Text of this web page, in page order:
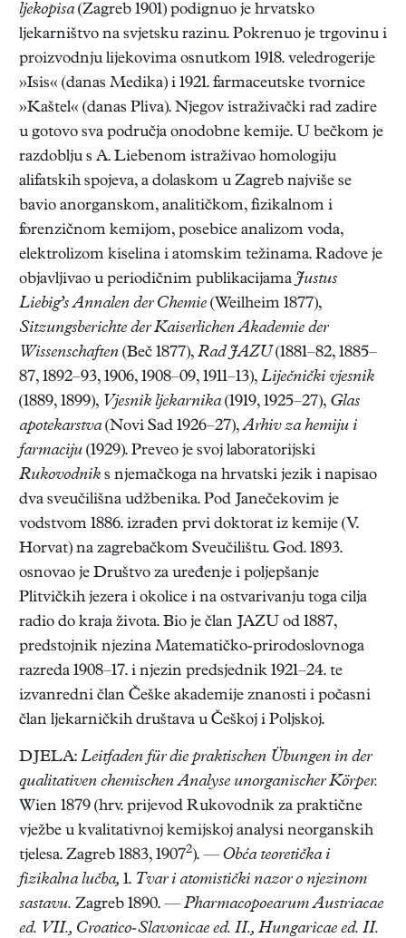
ljekopisa(Zagreb 1901) podignuo je hrvatsko
ljekarništvo na svjetsku razinu. Pokrenuo je trgovinu i
proizvodnju lijekovima osnutkom 1918. veledrogerije
»Isis« (danas Medika) i 1921. farmaceutske tvornice
»Kaštel« (danas Pliva). Njegov istraživački rad zadire
u gotovo sva područja onodobne kemije. U bečkom je
razdoblju s A. Liebenom istraživao homologiju
alifatskih spojeva, a dolaskom u Zagreb najviše se
bavio anorganskom, analitičkom, fizikalnom i
forenzičnom kemijom, posebice analizom voda,
elektrolizom kiselina i atomskim težinama. Radove je
objavljivao u periodičnim publikacijama Justus
Liebig’s Annalen der Chemie (Weilheim 1877),
Sitzungsberichte der Kaiserlichen Akademie der
Wissenschaften (Beč 1877), Rad JAZU (1881–82, 1885–
87, 1892–93, 1906, 1908–09, 1911–13), Liječnički vjesnik
(1889, 1899), Vjesnik ljekarnika(1919, 1925–27), Glas
apotekarstva(Novi Sad 1926–27),Arhiv za hemiju i
farmaciju (1929). Preveo je svoj laboratorijski
Rukovodnik s njemačkoga na hrvatski jezik i napisao
dva sveučilišna udžbenika. Pod Janečekovim je
vodstvom 1886. izrađen prvi doktorat iz kemije (V.
Horvat) na zagrebačkom Sveučilištu. God. 1893.
osnovao je Društvo za uređenje i poljepšanje
Plitvičkih jezera i okolice i na ostvarivanju toga cilja
radio do kraja života. Bio je član JAZU od 1887,
predstojnik njezina Matematičko-prirodoslovnoga
razreda 1908–17. i njezin predsjednik 1921–24. te
izvanredni član Češke akademije znanosti i počasni
član ljekarničkih društava u Češkoj i Poljskoj.
DJELA: Leitfaden für die praktischen Übungen in der
qualitativen chemischen Analyse unorganischer Körper.
Wien 1879 (hrv. prijevod Rukovodnik za praktične
vježbe u kvalitativnoj kemijskoj analysi neorganskih
tjelesa. Zagreb 1883, 19072). — Obća teoretička i
fizikalna lučba, 1. Tvar i atomistički nazor o njezinom
sastavu. Zagreb 1890. — Pharmacopoearum Austriacae
ed. VII., Croatico-Slavonicae ed. II., Hungaricae ed. II.